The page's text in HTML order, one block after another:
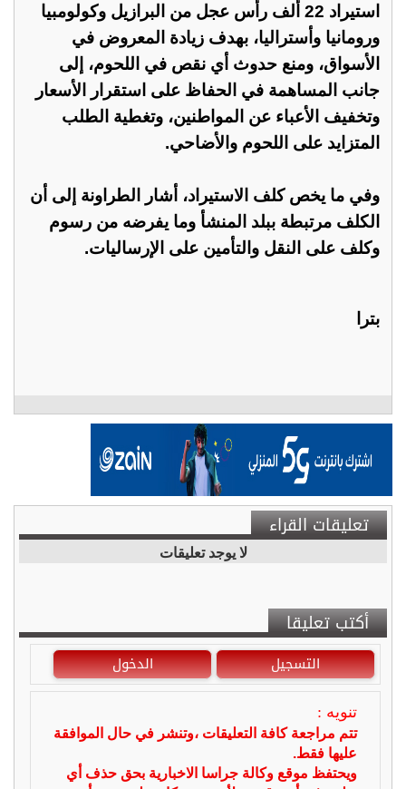
استيراد 22 ألف رأس عجل من البرازيل وكولومبيا
ورومانيا وأستراليا، بهدف زيادة المعروض في
الأسواق، ومنع حدوث أي نقص في اللحوم، إلى
جانب المساهمة في الحفاظ على استقرار الأسعار
وتخفيف الأعباء عن المواطنين، وتغطية الطلب
المتزايد على اللحوم والأضاحي.
وفي ما يخص كلف الاستيراد، أشار الطراونة إلى أن
الكلف مرتبطة ببلد المنشأ وما يفرضه من رسوم
وكلف على النقل والتأمين على الإرساليات.
بترا
تعليقات القراء
لا يوجد تعليقات
أكتب تعليقا
التسجيل الدخول
تنويه :
تتم مراجعة كافة التعليقات ،وتنشر في حال الموافقة
عليها فقط.
ويحتفظ موقع وكالة جراسا الاخبارية بحق حذف أي